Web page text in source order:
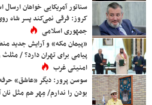
سناتور آمریکایی خواهان
کروز: فرقی نمی‌کند پسر شاه
جمهوری اسلامی
«پیمان مکه» و آرایش جدید
پیامی برای تهران دارد؟ / مثلث
امنیتی غرب
سوسن پرور: دیگر «عاشق»
بودن را ندارم/ مِهر هم مثل